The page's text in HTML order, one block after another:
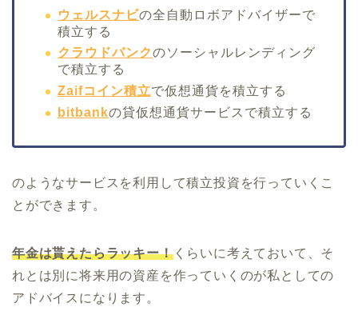
ウェルスナビの全自動ロボアドバイザーで
積立する
クラウドバンクのソーシャルレンディング
で積立する
Zaifコイン積立で仮想通貨を積立する
bitbankの貸仮想通貨サービスで積立する
のようなサービスを利用して積立投資を行っていくこ
とができます。
年金は貰えたらラッキー！くらいに考えておいて、そ
れとは別に将来用の資産を作っていくのが私としての
アドバイスになります。